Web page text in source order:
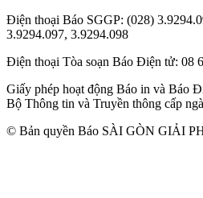
Điện thoại Báo SGGP: (028)
3.9294.097, 3.9294.098
Điện thoại Tòa soạn Báo Điện tử: 08
Giấy phép hoạt động Báo in và Báo
Bộ Thông tin và Truyền thông cấp
© Bản quyền Báo SÀI GÒN GIẢI